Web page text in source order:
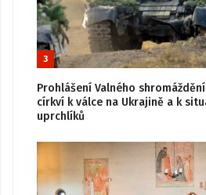
3
Prohlášení Valného
církví k válce na Ukrajině a k
uprchlíků